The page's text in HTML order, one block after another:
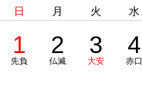
日 月 火 水
1
先負
2
仏滅
3
大安
4
赤口